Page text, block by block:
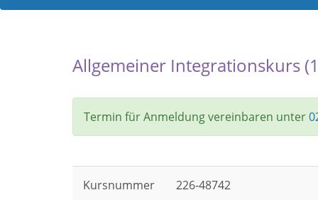
Allgemeiner Integrationskurs
Termin für Anmeldung vereinbaren unter
Kursnummer 226-48742